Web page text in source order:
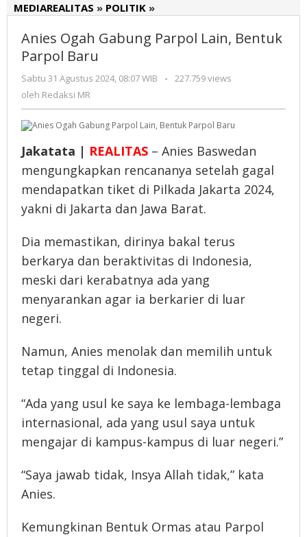
MEDIAREALITAS » POLITIK »
Gabung
Bentuk
Baru
Anies Ogah Gabung Parpol Lain, Bentuk
Parpol Baru
Sabtu 31 Agustus 2024, 08:07 WIB
oleh
-
227.759 views
oleh Redaksi MR
Jakatata | REALITAS – Anies Baswedan
mengungkapkan rencananya setelah gagal
mendapatkan tiket di Pilkada Jakarta 2024,
yakni di Jakarta dan Jawa Barat.
Dia memastikan, dirinya bakal terus
berkarya dan beraktivitas di Indonesia,
meski dari kerabatnya ada yang
menyarankan agar ia berkarier di luar
negeri.
Namun, Anies menolak dan memilih untuk
tetap tinggal di Indonesia.
“Ada yang usul ke saya ke lembaga-lembaga
internasional, ada yang usul saya untuk
mengajar di kampus-kampus di luar negeri.”
“Saya jawab tidak, Insya Allah tidak,” kata
Anies.
Kemungkinan Bentuk Ormas atau Parpol